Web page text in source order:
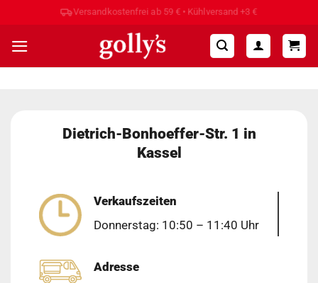
springen
Hohe Kundenzufriedenheit ⭐⭐⭐⭐⭐
Dietrich-Bonhoeffer-Str. 1 in
Kassel
Verkaufszeiten
Donnerstag: 10:50 – 11:40 Uhr
Adresse